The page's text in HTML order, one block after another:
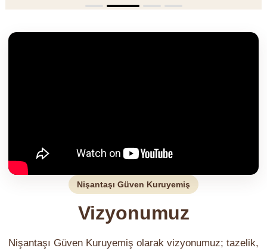
Nişantaşı Güven Kuruyemiş
Vizyonumuz
Nişantaşı Güven Kuruyemiş olarak vizyonumuz; tazelik,